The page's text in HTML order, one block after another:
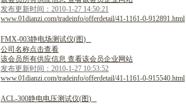
发布更新时间：2010-1-27 14:50:21
www.01dianzi.com/tradeinfo/offerdetail/41-1161-0-912891.html
FMX-003静电场测试仪(图)
公司名称点击查看
该会员所有供应信息 查看该会员企业网站
发布更新时间：2010-1-27 10:53:52
www.01dianzi.com/tradeinfo/offerdetail/41-1161-0-915540.html
ACL-300静电电压测试仪(图)